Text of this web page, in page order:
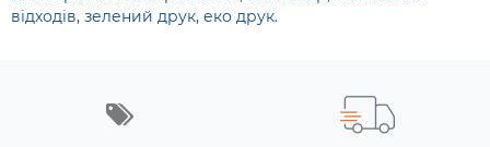
відходів, зелений друк, еко друк.